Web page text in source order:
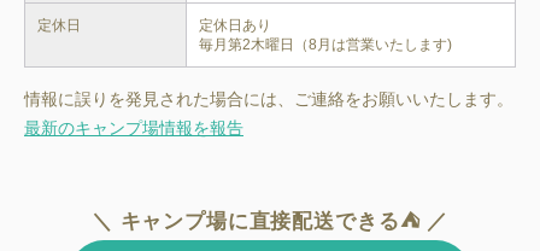
定休日
定休日あり
情報に誤りを発見された場合には、ご連絡をお願いいたします。
最新のキャンプ場情報を報告
＼ キャンプ場に直接配送できる⛺ ／